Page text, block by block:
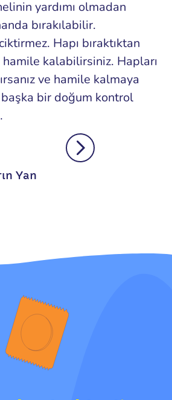
yardımı olmadan
bırakılabilir.
Hapı bıraktıktan
kalabilirsiniz. Hapları
ve hamile kalmaya
bir doğum kontrol
Yan